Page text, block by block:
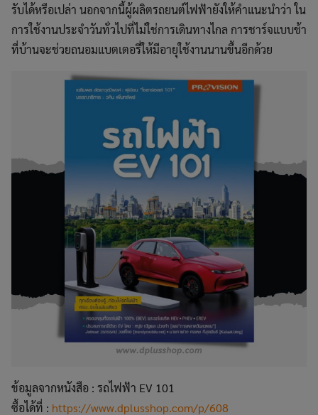
รับได้หรือเปล่า นอกจากนี้ผู้ผลิตรถยนต์ไฟฟ้ายังให้คำแนะนำว่า ใน
การใช้งานประจำวันทั่วไปที่ไม่ใช่การเดินทางไกล การชาร์จแบบช้า
ที่บ้านจะช่วยถนอมแบตเตอรี่ให้มีอายุใช้งานนานขึ้นอีกด้วย
ข้อมูลจากหนังสือ : รถไฟฟ้า EV 101
ซื้อได้ที่ : https://www.dplusshop.com/p/608